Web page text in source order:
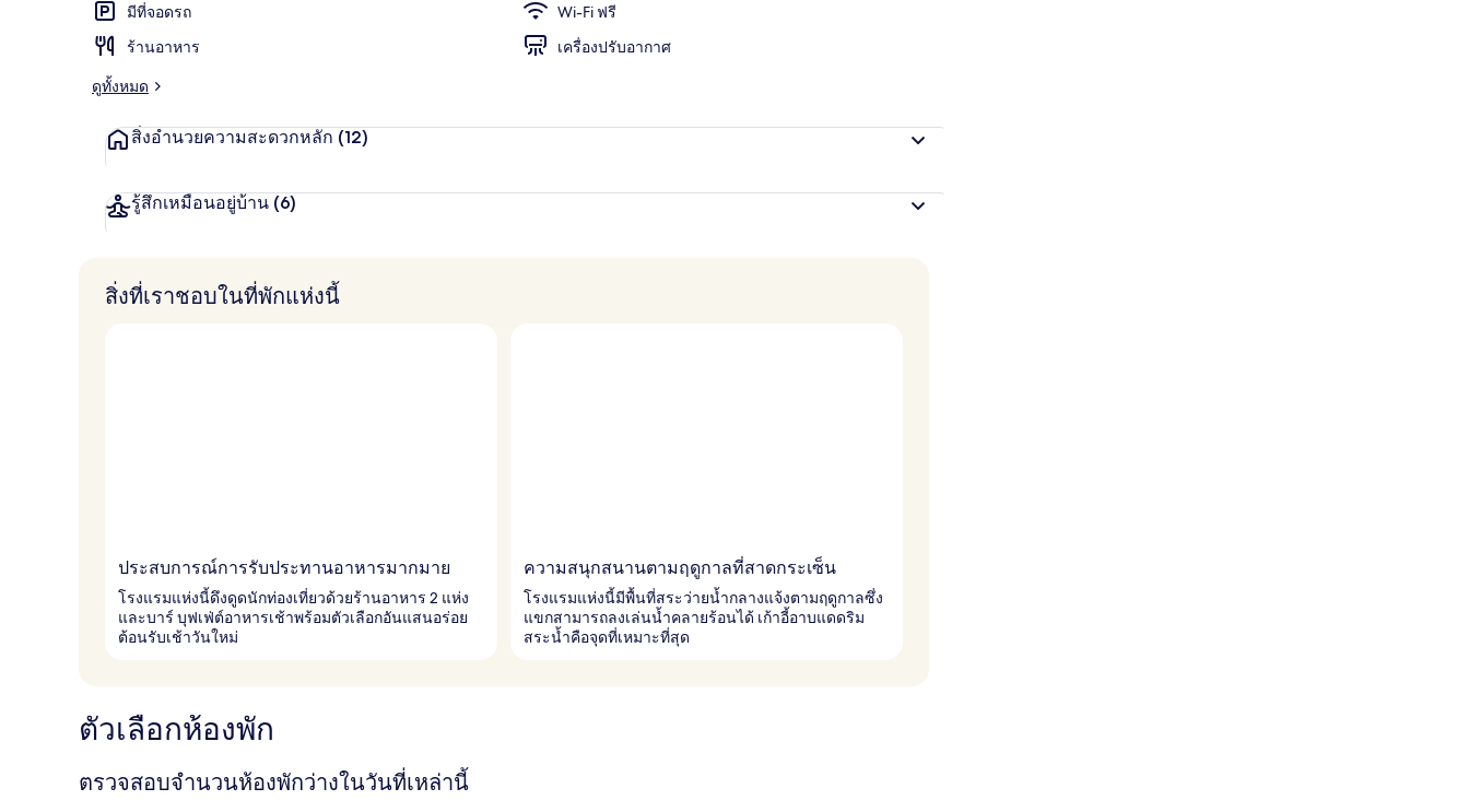
มีที่จอดรถ
Wi-Fi ฟรี
ร้านอาหาร
เครื่องปรับอากาศ
ดูทั้งหมด
สิ่งอำนวยความสะดวกหลัก (12)
รู้สึกเหมือนอยู่บ้าน (6)
สิ่งที่เราชอบในที่พักแห่งนี้
ประสบการณ์การรับประทานอาหารมากมาย
โรงแรมแห่งนี้ดึงดูดนักท่องเที่ยวด้วยร้านอาหาร 2 แห่ง
และบาร์ บุฟเฟ่ต์อาหารเช้าพร้อมตัวเลือกอันแสนอร่อย
ต้อนรับเช้าวันใหม่
ความสนุกสนานตามฤดูกาลที่สาดกระเซ็น
โรงแรมแห่งนี้มีพื้นที่สระว่ายน้ำกลางแจ้งตามฤดูกาลซึ่ง
แขกสามารถลงเล่นน้ำคลายร้อนได้ เก้าอี้อาบแดดริม
สระน้ำคือจุดที่เหมาะที่สุด
ตัวเลือกห้องพัก
ตรวจสอบจำนวนห้องพักว่างในวันที่เหล่านี้